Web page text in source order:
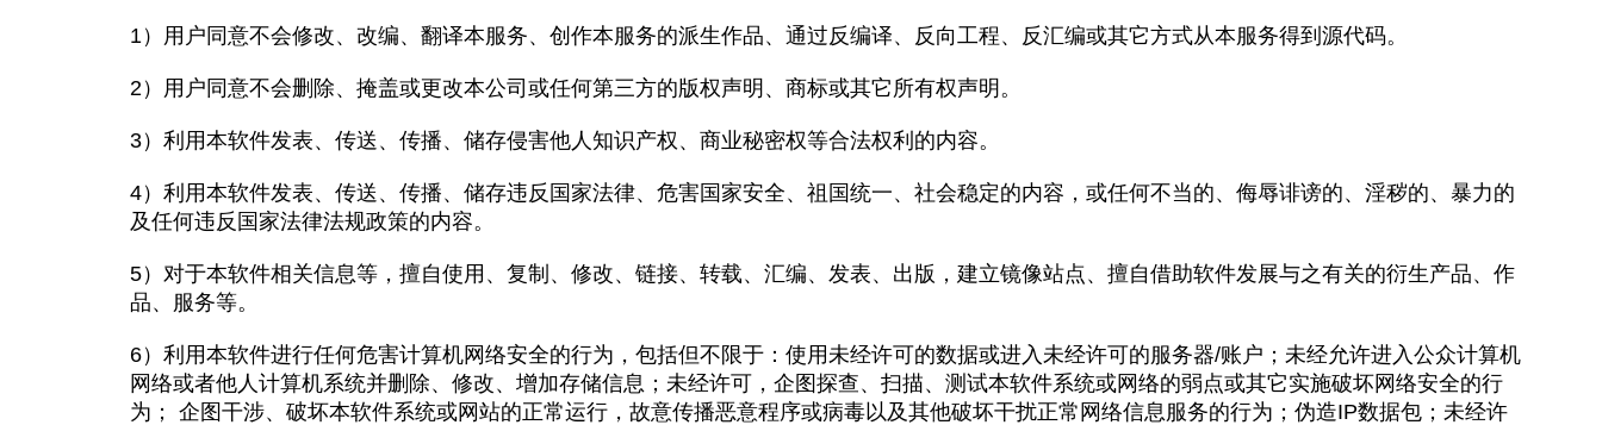
1）用户同意不会修改、改编、翻译本服务、创作本服务的派生作品、通过反编译、反向工程、反汇编或其它方式从本服务得到源代码。
2）用户同意不会删除、掩盖或更改本公司或任何第三方的版权声明、商标或其它所有权声明。
3）利用本软件发表、传送、传播、储存侵害他人知识产权、商业秘密权等合法权利的内容。
4）利用本软件发表、传送、传播、储存违反国家法律、危害国家安全、祖国统一、社会稳定的内容，或任何不当的、侮辱诽谤的、淫秽的、暴力的
及任何违反国家法律法规政策的内容。
5）对于本软件相关信息等，擅自使用、复制、修改、链接、转载、汇编、发表、出版，建立镜像站点、擅自借助软件发展与之有关的衍生产品、作
品、服务等。
6）利用本软件进行任何危害计算机网络安全的行为，包括但不限于：使用未经许可的数据或进入未经许可的服务器/账户；未经允许进入公众计算机
网络或者他人计算机系统并删除、修改、增加存储信息；未经许可，企图探查、扫描、测试本软件系统或网络的弱点或其它实施破坏网络安全的行
为； 企图干涉、破坏本软件系统或网站的正常运行，故意传播恶意程序或病毒以及其他破坏干扰正常网络信息服务的行为；伪造IP数据包；未经许